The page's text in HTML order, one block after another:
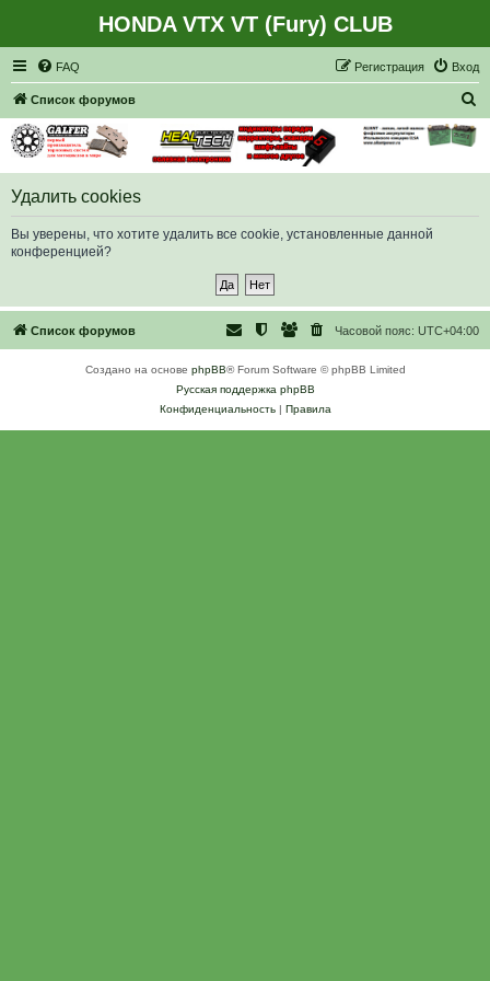
HONDA VTX VT (Fury) CLUB
FAQ Вход
Регистрация
Список форумов
с
Удалить cookies
Вы уверены, что хотите удалить все cookie, установленные данной
конференцией?
Список форумов Часовой пояс: UTC+04:00
Создано на основе phpBB® Forum Software © phpBB Limited
Русская поддержка phpBB
Конфиденциальность| Правила